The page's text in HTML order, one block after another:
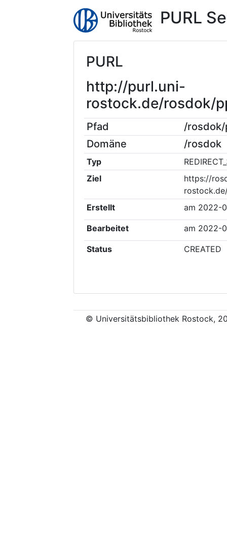
PURL
PURL
http://purl.uni-
rostock.de/rosdok/
Pfad
/rosdok/
Domäne
/rosdok
Typ
Ziel
https://
Erstellt
am 2022-
Bearbeitet am 2022-
Status CREATED
© Universitätsbibliothek Rostock,